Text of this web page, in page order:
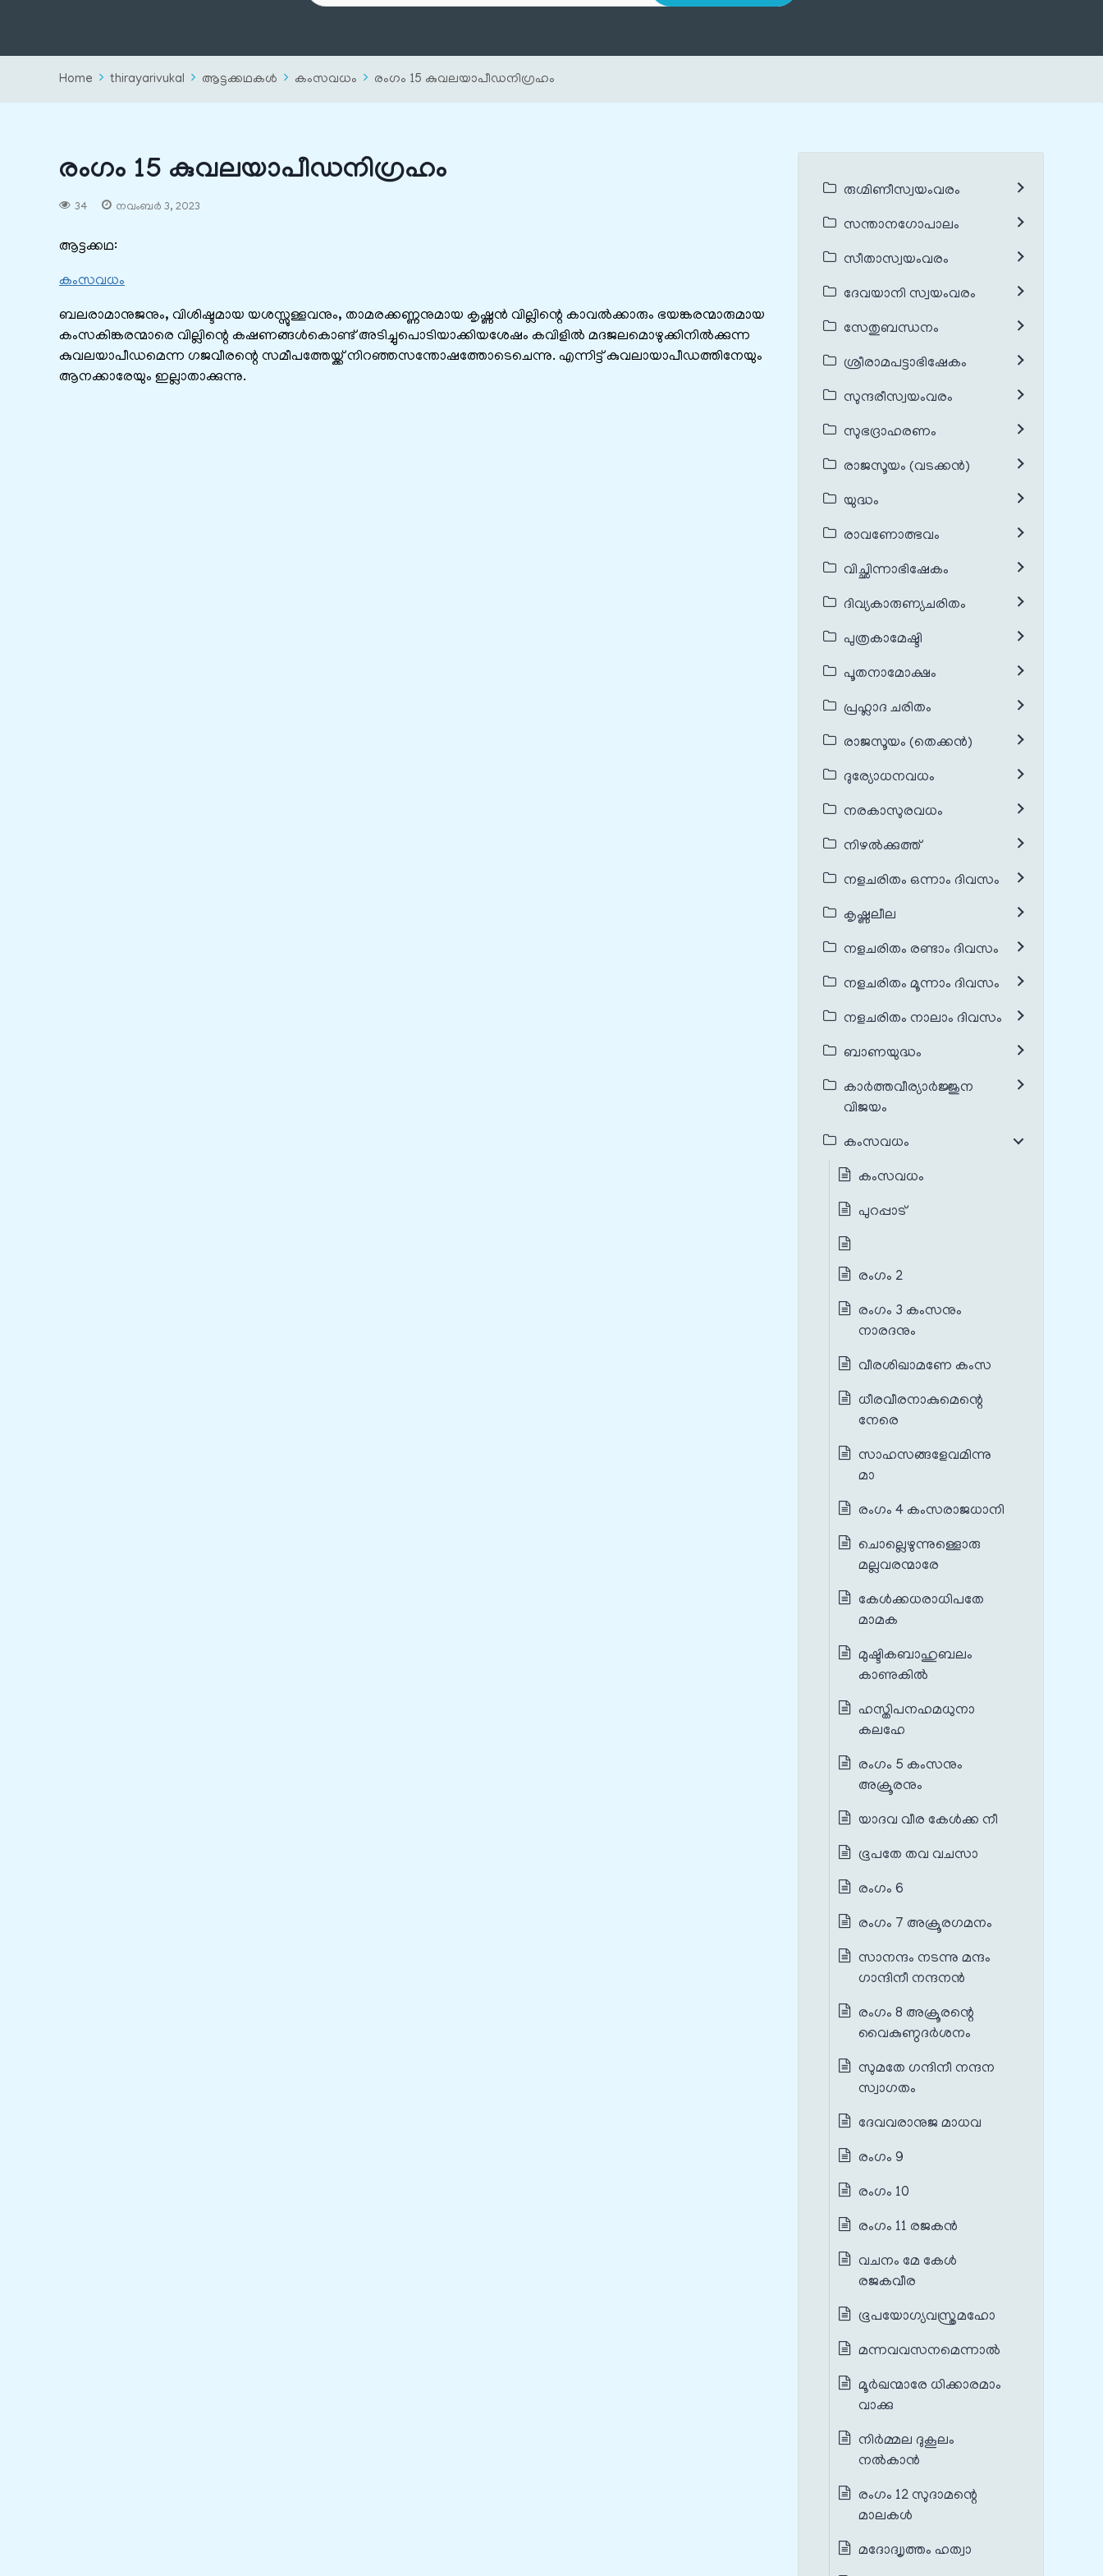
Home thirayarivukal ആട്ടക്കഥകൾ കംസവധം രംഗം 15 കുവലയാപീഡനിഗ്രഹം
രംഗം 15 കുവലയാപീഡനിഗ്രഹം
34 നവംബർ 3, 2023
ആട്ടക്കഥ:
കംസവധം
ബലരാമാനുജനും, വിശിഷ്ടമായ യശസ്സുള്ളവനും, താമരക്കണ്ണനുമായ കൃഷ്ണൻ വില്ലിന്റെ കാവൽക്കാരും ഭയങ്കരന്മാരുമായ
കംസകിങ്കരന്മാരെ വില്ലിന്റെ കഷണങ്ങൾകൊണ്ട് അടിച്ചുപൊടിയാക്കിയശേഷം കവിളിൽ മദജലമൊഴുക്കിനിൽക്കുന്ന
കുവലയാപീഡമെന്ന ഗജവീരന്റെ സമീപത്തേയ്ക്ക് നിറഞ്ഞസന്തോഷത്തോടെചെന്നു. എന്നിട്ട് കുവലായാപീഡത്തിനേയും
ആനക്കാരേയും ഇല്ലാതാക്കുന്നു.
രുഗ്മിണീസ്വയംവരം
സന്താനഗോപാലം
സീതാസ്വയംവരം
ദേവയാനി സ്വയംവരം
സേതുബന്ധനം
ശ്രീരാമപട്ടാഭിഷേകം
സുന്ദരീസ്വയംവരം
സുഭദ്രാഹരണം
രാജസൂയം (വടക്കൻ)
യുദ്ധം
രാവണോത്ഭവം
വിച്ഛിന്നാഭിഷേകം
ദിവ്യകാരുണ്യചരിതം
പുത്രകാമേഷ്ടി
പൂതനാമോക്ഷം
പ്രഹ്ലാദ ചരിതം
രാജസൂയം (തെക്കൻ)
ദുര്യോധനവധം
നരകാസുരവധം
നിഴൽക്കുത്ത്
നളചരിതം ഒന്നാം ദിവസം
കൃഷ്ണലീല
നളചരിതം രണ്ടാം ദിവസം
നളചരിതം മൂന്നാം ദിവസം
നളചരിതം നാലാം ദിവസം
ബാണയുദ്ധം
കാർത്തവീര്യാർജ്ജുന
വിജയം
കംസവധം
കംസവധം
പുറപ്പാട്
രംഗം 2
രംഗം 3 കംസനും
നാരദനും
വീരശിഖാമണേ കംസ
ധീരവീരനാകുമെന്റെ
നേരെ
സാഹസങ്ങളേവമിന്നു
മാ
രംഗം 4 കംസരാജധാനി
ചൊല്ലെഴുന്നുള്ളൊരു
മല്ലവരന്മാരേ
കേൾക്കധരാധിപതേ
മാമക
മുഷ്ടികബാഹുബലം
കാണുകിൽ
ഹസ്തിപനഹമധുനാ
കലഹേ
രംഗം 5 കംസനും
അക്രൂരനും
യാദവ വീര കേൾക്ക നീ
ഭൂപതേ തവ വചസാ
രംഗം 6
രംഗം 7 അക്രൂരഗമനം
സാനന്ദം നടന്നു മന്ദം
ഗാന്ദിനീ നന്ദനൻ
രംഗം 8 അക്രൂരന്റെ
വൈകുണ്ഠദർശനം
സുമതേ ഗന്ദിനീ നന്ദന
സ്വാഗതം
ദേവവരാനുജ മാധവ
രംഗം 9
രംഗം 10
രംഗം 11 രജകൻ
വചനം മേ കേൾ
രജകവീര
ഭൂപയോഗ്യവസ്ത്രമഹോ
മന്നവവസനമെന്നാൽ
മൂർഖന്മാരേ ധിക്കാരമാം
വാക്കു
നിർമ്മല ദുകൂലം
നൽകാൻ
രംഗം 12 സുദാമന്റെ
മാലകൾ
മദോദ്വൃത്തം ഹത്വാ